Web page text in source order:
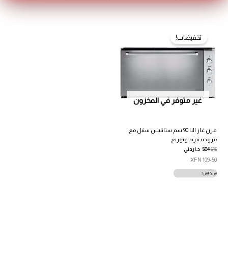
غير متوفر في المخزون
تخفيضات!
فرن غاز البا 90 سم ستانليس ستيل مع
مروحة تبريد وتوزيع
616
504 د.اردني
109-50 XFN
قراءة المزيد